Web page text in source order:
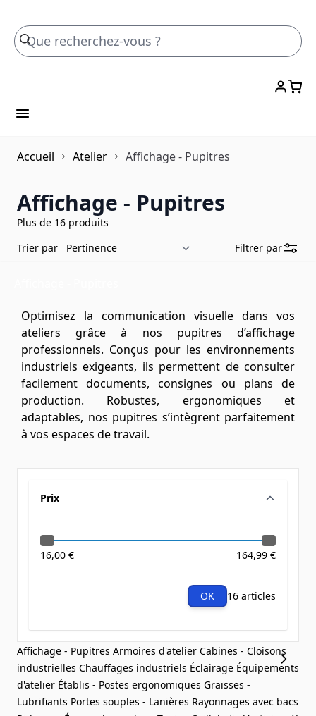
Accueil Atelier Affichage - Pupitres
Affichage - Pupitres
Plus de 16 produits
Trier par
Filtrer par
Optimisez la communication visuelle dans vos
ateliers grâce à nos pupitres d’affichage
professionnels. Conçus pour les environnements
industriels exigeants, ils permettent de consulter
facilement documents, consignes ou plans de
production. Robustes, ergonomiques et
adaptables, nos pupitres s’intègrent parfaitement
à vos espaces de travail.
Prix
16,00 € 164,99 €
OK 16 articles
Affichage - Pupitres Armoires d'atelier Cabines - Cloisons
industrielles Chauffages industriels Éclairage Équipements
d'atelier Établis - Postes ergonomiques Graisses -
Lubrifiants Portes souples - Lanières Rayonnages avec bacs